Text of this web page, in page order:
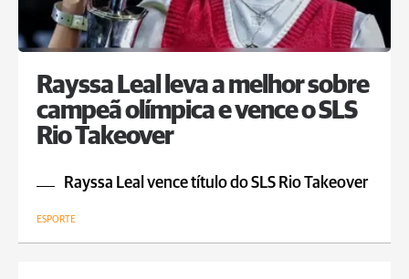
Rayssa Leal leva a melhor sobre
campeã olímpica e vence o SLS
Rio Takeover
Rayssa Leal vence título do SLS Rio Takeover
ESPORTE